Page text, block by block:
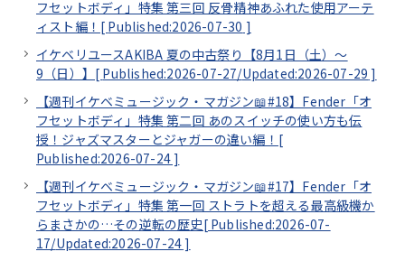
フセットボディ」特集 第三回 反骨精神あふれた使用アーテ
ィスト編！[ Published:2026-07-30 ]
イケベリユースAKIBA 夏の中古祭り【8月1日（土）～
9（日）】[ Published:2026-07-27/Updated:2026-07-29 ]
【週刊イケベミュージック・マガジン📖#18】Fender「オ
フセットボディ」特集 第二回 あのスイッチの使い方も伝
授！ジャズマスターとジャガーの違い編！[
Published:2026-07-24 ]
【週刊イケベミュージック・マガジン📖#17】Fender「オ
フセットボディ」特集 第一回 ストラトを超える最高級機か
らまさかの…その逆転の歴史[ Published:2026-07-
17/Updated:2026-07-24 ]